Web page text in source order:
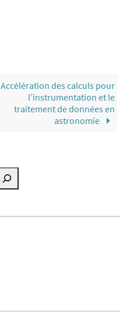
Accélération des calculs pour
l’instrumentation et le
traitement de données en
astronomie